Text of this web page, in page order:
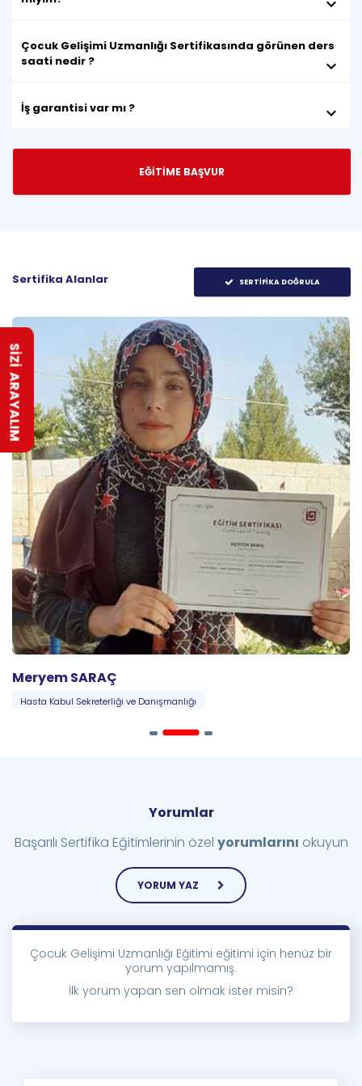
Çocuk Gelişimi Uzmanlığı Sertifikasında görünen ders
saati nedir ?
keyboard_arrow_down
İş garantisi var mı ? keyboard_arrow_down
EĞİTİME BAŞVUR
Sertifika Alanlar SERTİFİKA DOĞRULA
Meryem SARAÇ
Hasta Kabul Sekreterliği ve Danışmanlığı
Yorumlar
Başarılı Sertifika Eğitimlerinin özel yorumlarını okuyun
YORUM YAZ
Çocuk Gelişimi Uzmanlığı Eğitimi eğitimi için henüz bir
yorum yapılmamış.
İlk yorum yapan sen olmak ister misin?
SİZİ ARAYALIM